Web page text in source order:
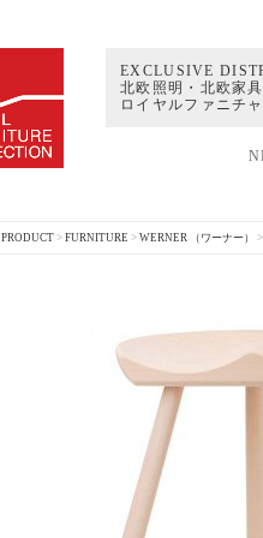
EXCLUSIVE
北欧照明・北欧家
ロイヤルファニチ
PRODUCT > FURNITURE > WERNER （ワーナー）